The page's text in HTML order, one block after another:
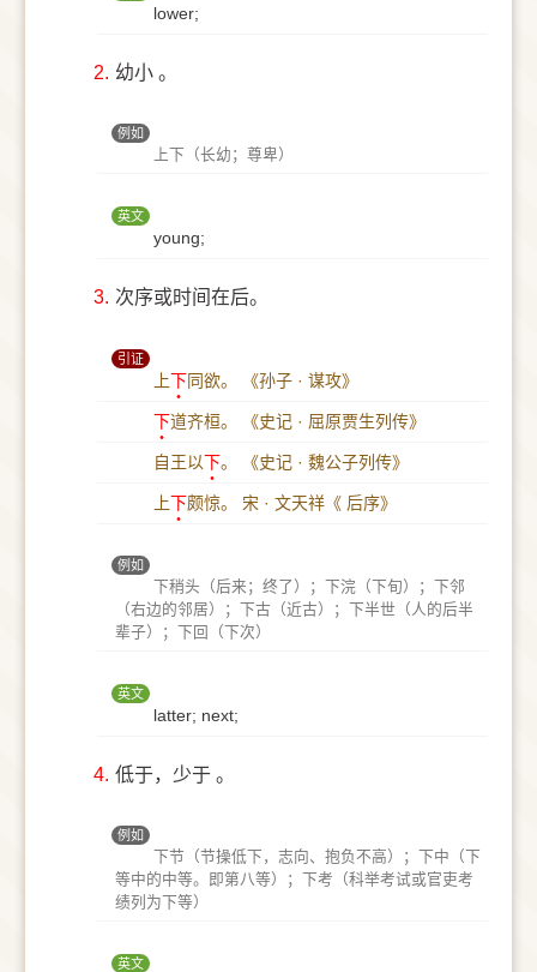
lower;
2. 幼小 。
例如
上下（长幼；尊卑）
英文
young;
3. 次序或时间在后。
引证
上下同欲。 《孙子 · 谋攻》
下道齐桓。 《史记 · 屈原贾生列传》
自王以下。 《史记 · 魏公子列传》
上下颇惊。 宋 · 文天祥《 后序》
例如
下稍头（后来；终了）；下浣（下旬）；下邻
（右边的邻居）；下古（近古）；下半世（人的后半
辈子）；下回（下次）
英文
latter; next;
4. 低于，少于 。
例如
下节（节操低下，志向、抱负不高）；下中（下
等中的中等。即第八等）；下考（科举考试或官吏考
绩列为下等）
英文